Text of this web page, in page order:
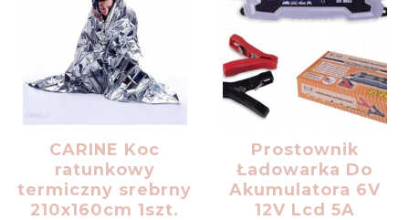
CARINE Koc
ratunkowy
termiczny srebrny
210x160cm 1szt.
Prostownik
Ładowarka Do
Akumulatora 6V
12V Lcd 5A